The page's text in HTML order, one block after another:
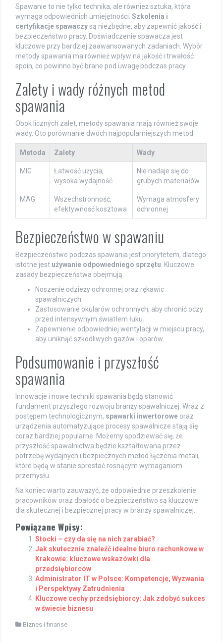
Spawanie to nie tylko technika, ale również sztuka, która
wymaga odpowiednich umiejętności. Szkolenia i
certyfikacje spawaczysą niezbędne, aby zapewnić jakość i
bezpieczeństwo pracy. Doświadczenie spawacza jest
kluczowe przy bardziej zaawansowanych zadaniach. Wybór
metody spawania ma również wpływ na jakość i trwałość
spoin, co powinno być brane pod uwagę podczas pracy.
Zalety i wady różnych metod
spawania
Obok licznych zalet, metody spawania mają również swoje
wady. Oto porównanie dwóch najpopularniejszych metod:
Metoda Zalety Wady
MIG
Łatwość użycia,
wysoka wydajność
Nie nadaje się do
grubych materiałów
MAG
Wszechstronność,
efektywność kosztowa
Wymaga atmosfery
ochronnej
Bezpieczeństwo w spawaniu
Bezpieczeństwo podczas spawania jest priorytetem, dlatego
istotne jest używanie odpowiedniego sprzętu . Kluczowe
zasady bezpieczeństwa obejmują:
Noszenie odzieży ochronnej oraz rękawic
spawalniczych.
Zastosowanie okularów ochronnych, aby chronić oczy
przed intensywnym światłem łuku.
Zapewnienie odpowiedniej wentylacji w miejscu pracy,
aby uniknąć szkodliwych gazów i oparów.
Podsumowanie i przyszłość
spawania
Innowacje i nowe techniki spawania będą stanowić
fundament przyszłego rozwoju branży spawalniczej. Wraz z
postępem technologicznym, spawarki inwertorowe oraz
urządzenia automatyzujące procesy spawalnicze stają się
coraz bardziej popularne. Możemy spodziewać się, że
przyszłość spawalnictwa będzie kształtowana przez
potrzebę wydajnych i bezpiecznych metod łączenia metali,
które będą w stanie sprostać rosnącym wymaganiom
przemysłu.
Na koniec warto zauważyć, że odpowiednie przeszkolenie
pracowników oraz dbałość o bezpieczeństwo są kluczowe
dla skutecznej i bezpiecznej pracy w branży spawalniczej.
Powiązane Wpisy:
Stocki – czy da się na nich zarabiać?
Jak skutecznie znaleźć idealne biuro rachunkowe w
Krakowie: kluczowe wskazówki dla
przedsiębiorców
Administrator IT w Polsce: Kompetencje, Wyzwania
i Perspektywy Zatrudnienia
Kluczowe cechy przedsiębiorcy: Jak zdobyć sukces
w świecie biznesu
Biznes i finanse